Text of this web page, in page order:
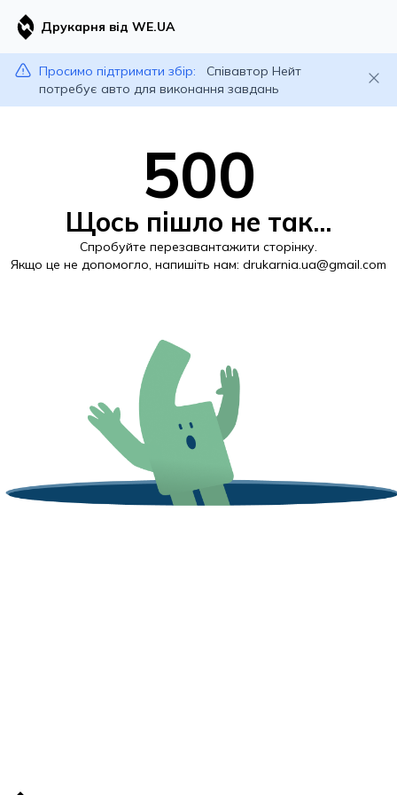
Друкарня від WE.UA
Просимо підтримати збір:
Співавтор Нейт
потребує авто для виконання завдань
500
Щось пішло не так...
Спробуйте перезавантажити сторінку.
Якщо це не допомогло, напишіть нам: drukarnia.ua@gmail.com